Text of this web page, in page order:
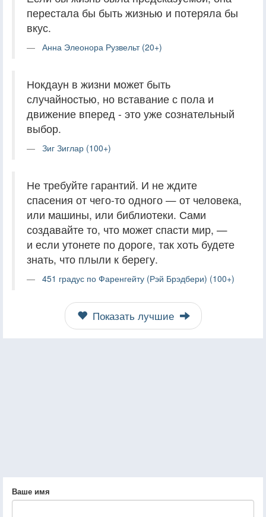
перестала бы быть жизнью и потеряла бы
вкус.
Анна Элеонора Рузвельт (20+)
Нокдаун в жизни может быть
случайностью, но вставание с пола и
движение вперед - это уже сознательный
выбор.
Зиг Зиглар (100+)
Не требуйте гарантий. И не ждите
спасения от чего-то одного — от человека,
или машины, или библиотеки. Сами
создавайте то, что может спасти мир, —
и если утонете по дороге, так хоть будете
знать, что плыли к берегу.
451 градус по Фаренгейту (Рэй Брэдбери) (100+)
Показать лучшие
Ваше имя